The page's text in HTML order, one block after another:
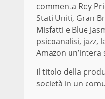
commenta Roy
Stati Uniti, Gran
Misfatti e Blue
psicoanalisi, jazz,
Amazon un’intera
Il titolo della
società in un